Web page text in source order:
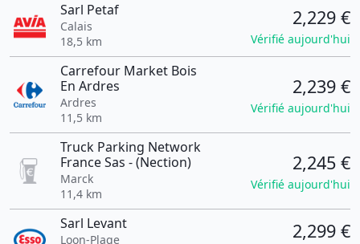
Sarl Petaf
Calais
18,5 km
2,229 €
Vérifié aujourd'hui
Carrefour Market Bois
En Ardres
Ardres
11,5 km
2,239 €
Vérifié aujourd'hui
Truck Parking Network
France Sas - (Nection)
Marck
11,4 km
2,245 €
Vérifié aujourd'hui
Sarl Levant
Loon-Plage 2,299 €